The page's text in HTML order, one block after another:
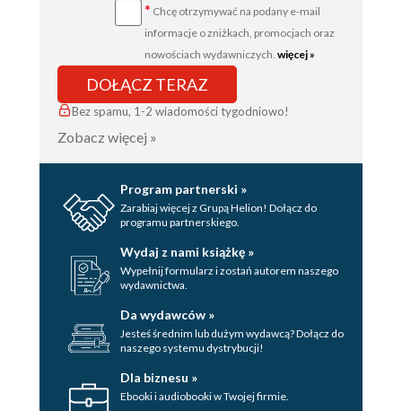
* Chcę otrzymywać na podany e-mail
informacje o zniżkach, promocjach oraz
nowościach wydawniczych. więcej »
DOŁĄCZ TERAZ
Bez spamu, 1-2 wiadomości tygodniowo!
Zobacz więcej »
Program partnerski »
Zarabiaj więcej z Grupą Helion! Dołącz do
programu partnerskiego.
Wydaj z nami książkę »
Wypełnij formularz i zostań autorem naszego
wydawnictwa.
Da wydawców »
Jesteś średnim lub dużym wydawcą? Dołącz do
naszego systemu dystrybucji!
Dla biznesu »
Ebooki i audiobooki w Twojej firmie.